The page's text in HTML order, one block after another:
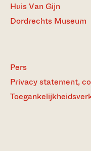
Huis Van Gijn
Dordrechts Museum
Pers
Privacy statement,